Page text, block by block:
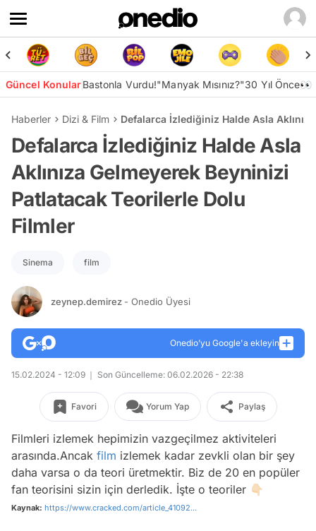
Güncel KonularBastonla Vurdu!"Manyak Mısınız?"30 Yıl Önce👀
Haberler Dizi & Film Defalarca İzlediğiniz Halde Asla
Defalarca İzlediğiniz Halde Asla
Aklınıza Gelmeyerek Beyninizi
Patlatacak Teorilerle Dolu
Filmler
Sinema film
zeynep.demirez - Onedio Üyesi
Onedio’yu Google'a ekleyin
15.02.2024 - 12:09 Son Güncelleme: 06.02.2026 - 22:38
Favori Yorum Yap Paylaş
Filmleri izlemek hepimizin vazgeçilmez aktiviteleri
arasında.Ancak film izlemek kadar zevkli olan bir şey
daha varsa o da teori üretmektir. Biz de 20 en popüler
fan teorisini sizin için derledik. İşte o teoriler 👇🏻
Kaynak: https://www.cracked.com/article_41092...